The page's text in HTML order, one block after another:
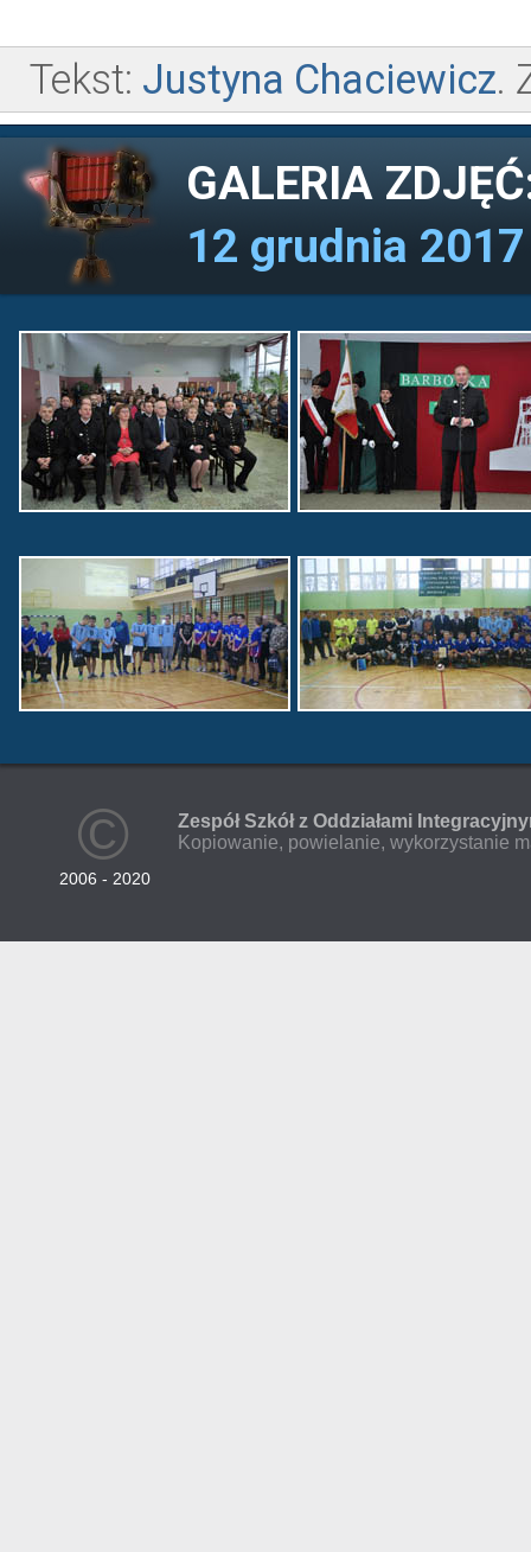
Tekst: Justyna Chaciewicz.
GALERIA
12 grudnia
©
2006 - 2020
Zespół Szkół z Oddziałami
Kopiowanie, powielanie, wykorzystanie